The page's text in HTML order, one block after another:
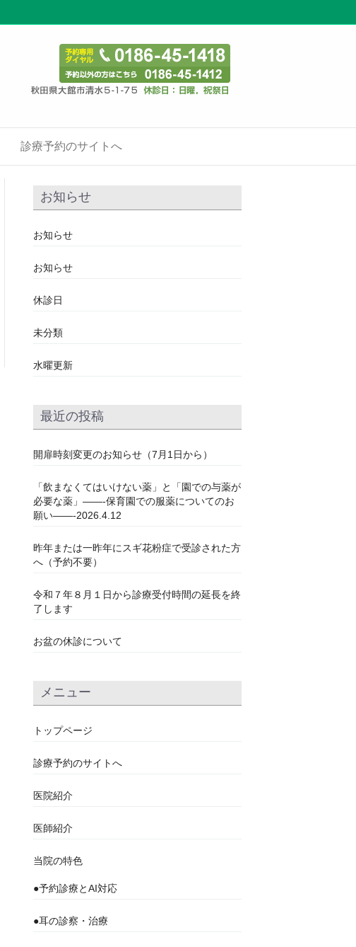
診療予約のサイトへ
お知らせ
お知らせ
お知らせ
休診日
未分類
水曜更新
最近の投稿
開扉時刻変更のお知らせ（7月1日から）
「飲まなくてはいけない薬」と「園での与薬が
必要な薬」——-保育園での服薬についてのお
願い——-2026.4.12
昨年または一昨年にスギ花粉症で受診された方
へ（予約不要）
令和７年８月１日から診療受付時間の延長を終
了します
お盆の休診について
メニュー
トップページ
診療予約のサイトへ
医院紹介
医師紹介
当院の特色
●予約診療とAI対応
●耳の診察・治療